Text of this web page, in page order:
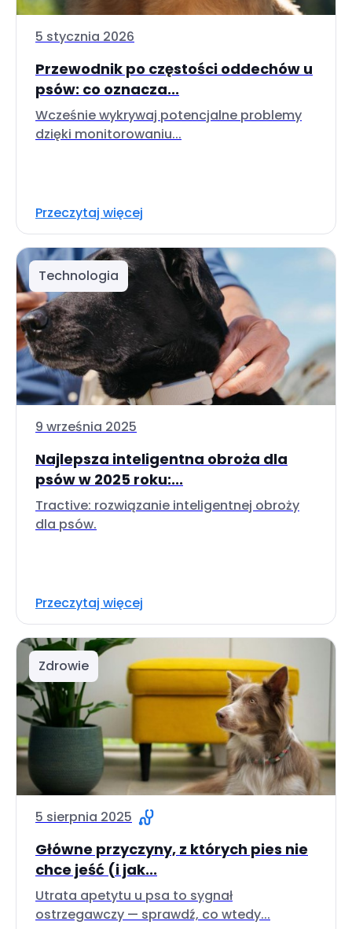
5 stycznia 2026
Przewodnik po częstości oddechów u
psów: co oznacza...
Wcześnie wykrywaj potencjalne problemy
dzięki monitorowaniu...
Przeczytaj więcej
Technologia
9 września 2025
Najlepsza inteligentna obroża dla
psów w 2025 roku:...
Tractive: rozwiązanie inteligentnej obroży
dla psów.
Przeczytaj więcej
Zdrowie
5 sierpnia 2025
Główne przyczyny, z których pies nie
chce jeść (i jak...
Utrata apetytu u psa to sygnał
ostrzegawczy — sprawdź, co wtedy...